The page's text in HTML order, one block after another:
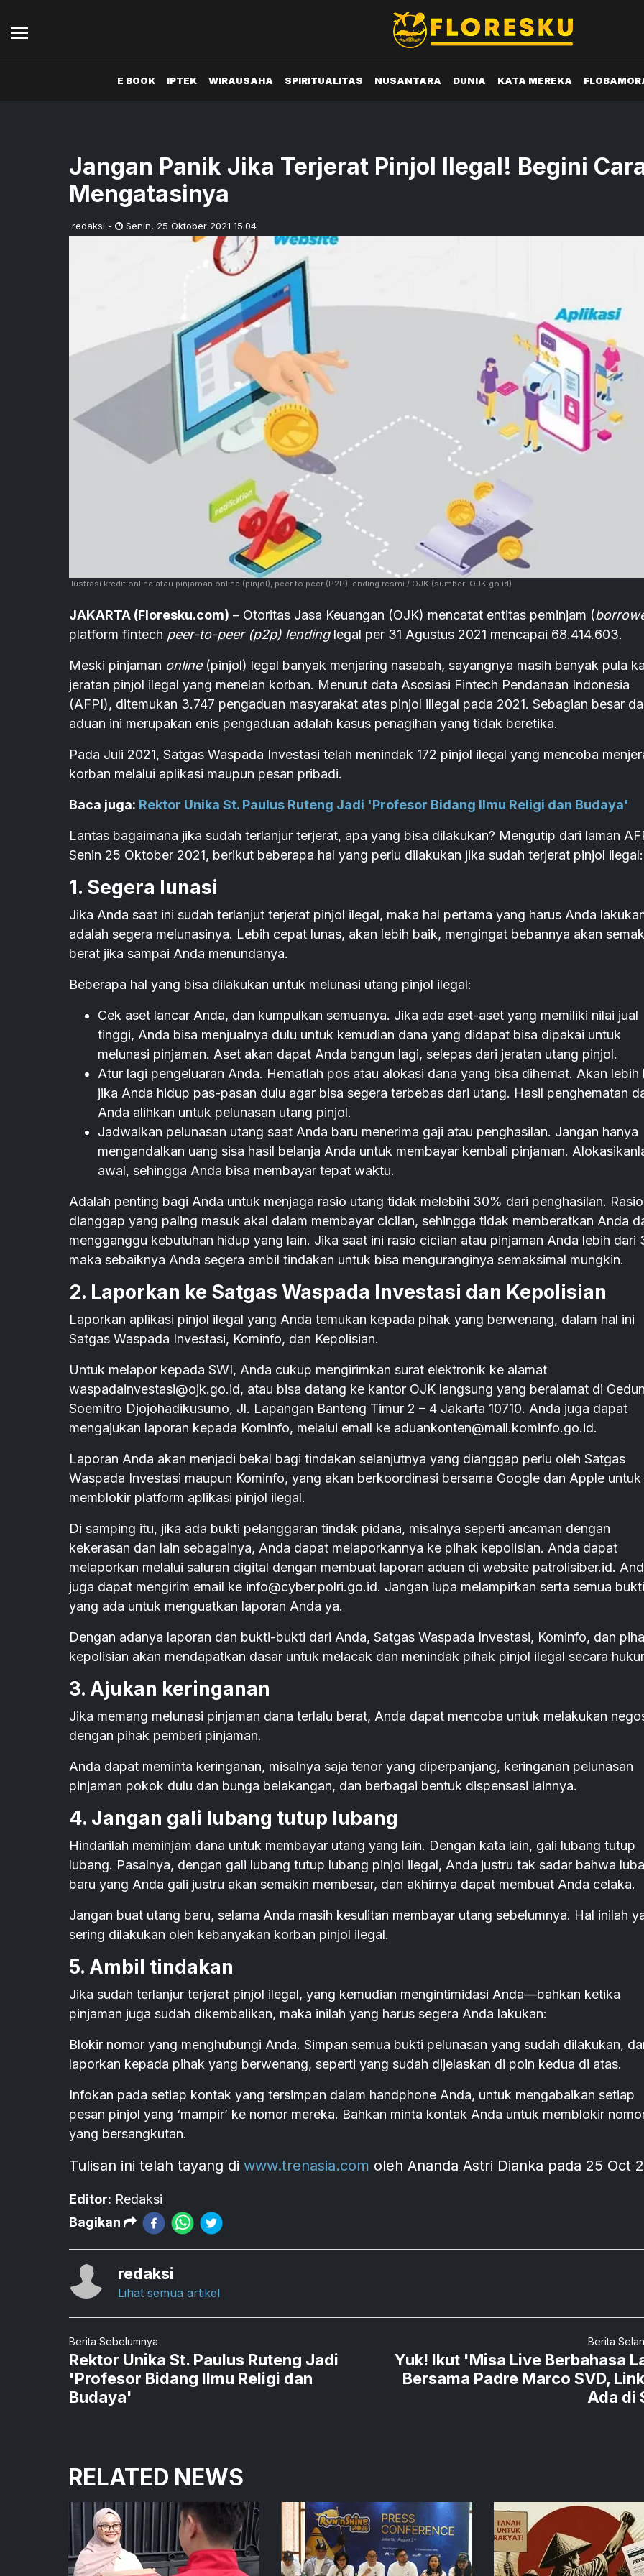
E BOOK IPTEK WIRAUSAHA SPIRITUALITAS NUSANTARA DUNIA KATA MEREKA
Jangan Panik Jika Terjerat Pinjol Ilegal! Begini
Mengatasinya
redaksi - Senin, 25 Oktober 2021 15:04
Ilustrasi kredit online atau pinjaman online (pinjol), peer to peer (P2P) lending resmi / OJK (sumber: OJK.go.id)
JAKARTA (Floresku.com) – ​Otoritas Jasa Keuangan (OJK) mencatat entitas peminjam (
platform fintech peer-to-peer (p2p) lending legal per 31 Agustus 2021 mencapai 68.414.603.
Meski pinjaman online (pinjol) legal banyak menjaring nasabah, sayangnya masih banyak pula
jeratan pinjol ilegal yang menelan korban. Menurut data Asosiasi Fintech Pendanaan Indonesia
(AFPI), ditemukan 3.747 pengaduan masyarakat atas pinjol illegal pada 2021. Sebagian besar
aduan ini merupakan enis pengaduan adalah kasus penagihan yang tidak beretika.
Pada Juli 2021, Satgas Waspada Investasi telah menindak 172 pinjol ilegal yang mencoba
korban melalui aplikasi maupun pesan pribadi.
Baca juga: Rektor Unika St. Paulus Ruteng Jadi 'Profesor Bidang Ilmu Religi dan Budaya'
Lantas bagaimana jika sudah terlanjur terjerat, apa yang bisa dilakukan? Mengutip dari laman
Senin 25 Oktober 2021, berikut beberapa hal yang perlu dilakukan jika sudah terjerat pinjol ilegal:
1. Segera lunasi
Jika Anda saat ini sudah terlanjut terjerat pinjol ilegal, maka hal pertama yang harus Anda
adalah segera melunasinya. Lebih cepat lunas, akan lebih baik, mengingat bebannya akan
berat jika sampai Anda menundanya.
Beberapa hal yang bisa dilakukan untuk melunasi utang pinjol ilegal:
Cek aset lancar Anda, dan kumpulkan semuanya. Jika ada aset-aset yang memiliki nilai jual
tinggi, Anda bisa menjualnya dulu untuk kemudian dana yang didapat bisa dipakai untuk
melunasi pinjaman. Aset akan dapat Anda bangun lagi, selepas dari jeratan utang pinjol.
Atur lagi pengeluaran Anda. Hematlah pos atau alokasi dana yang bisa dihemat. Akan lebih
jika Anda hidup pas-pasan dulu agar bisa segera terbebas dari utang. Hasil penghematan
Anda alihkan untuk pelunasan utang pinjol.
Jadwalkan pelunasan utang saat Anda baru menerima gaji atau penghasilan. Jangan hanya
mengandalkan uang sisa hasil belanja Anda untuk membayar kembali pinjaman.
awal, sehingga Anda bisa membayar tepat waktu.
Adalah penting bagi Anda untuk menjaga rasio utang tidak melebihi 30% dari penghasilan.
dianggap yang paling masuk akal dalam membayar cicilan, sehingga tidak memberatkan Anda
mengganggu kebutuhan hidup yang lain. Jika saat ini rasio cicilan atau pinjaman Anda lebih dari
maka sebaiknya Anda segera ambil tindakan untuk bisa menguranginya semaksimal mungkin.
2. Laporkan ke Satgas Waspada Investasi dan Kepolisian
Laporkan aplikasi pinjol ilegal yang Anda temukan kepada pihak yang berwenang, dalam hal ini
Satgas Waspada Investasi, Kominfo, dan Kepolisian.
Untuk melapor kepada SWI, Anda cukup mengirimkan surat elektronik ke alamat
waspadainvestasi@ojk.go.id, atau bisa datang ke kantor OJK langsung yang beralamat di
Soemitro Djojohadikusumo, Jl. Lapangan Banteng Timur 2 – 4 Jakarta 10710. Anda juga dapat
mengajukan laporan kepada Kominfo, melalui email ke aduankonten@mail.kominfo.go.id.
Laporan Anda akan menjadi bekal bagi tindakan selanjutnya yang dianggap perlu oleh Satgas
Waspada Investasi maupun Kominfo, yang akan berkoordinasi bersama Google dan Apple untuk
memblokir platform aplikasi pinjol ilegal.
Di samping itu, jika ada bukti pelanggaran tindak pidana, misalnya seperti ancaman dengan
kekerasan dan lain sebagainya, Anda dapat melaporkannya ke pihak kepolisian. Anda dapat
melaporkan melalui saluran digital dengan membuat laporan aduan di website patrolisiber.id.
juga dapat mengirim email ke info@cyber.polri.go.id. Jangan lupa melampirkan serta semua bukti
yang ada untuk menguatkan laporan Anda ya.
Dengan adanya laporan dan bukti-bukti dari Anda, Satgas Waspada Investasi, Kominfo, dan
kepolisian akan mendapatkan dasar untuk melacak dan menindak pihak pinjol ilegal secara
3. Ajukan keringanan
Jika memang melunasi pinjaman dana terlalu berat, Anda dapat mencoba untuk melakukan
dengan pihak pemberi pinjaman.
Anda dapat meminta keringanan, misalnya saja tenor yang diperpanjang, keringanan pelunasan
pinjaman pokok dulu dan bunga belakangan, dan berbagai bentuk dispensasi lainnya.
4. Jangan gali lubang tutup lubang
Hindarilah meminjam dana untuk membayar utang yang lain. Dengan kata lain, gali lubang tutup
lubang. Pasalnya, dengan gali lubang tutup lubang pinjol ilegal, Anda justru tak sadar bahwa
baru yang Anda gali justru akan semakin membesar, dan akhirnya dapat membuat Anda celaka.
Jangan buat utang baru, selama Anda masih kesulitan membayar utang sebelumnya. Hal inilah
sering dilakukan oleh kebanyakan korban pinjol ilegal.
5. Ambil tindakan
Jika sudah terlanjur terjerat pinjol ilegal, yang kemudian mengintimidasi Anda—bahkan ketika
pinjaman juga sudah dikembalikan, maka inilah yang harus segera Anda lakukan:
Blokir nomor yang menghubungi Anda. Simpan semua bukti pelunasan yang sudah dilakukan,
laporkan kepada pihak yang berwenang, seperti yang sudah dijelaskan di poin kedua di atas.
Infokan pada setiap kontak yang tersimpan dalam handphone Anda, untuk mengabaikan setiap
pesan pinjol yang ‘mampir’ ke nomor mereka. Bahkan minta kontak Anda untuk memblokir
yang bersangkutan.
Tulisan ini telah tayang di www.trenasia.com oleh Ananda Astri Dianka pada 25 Oct
Editor: Redaksi
Bagikan
redaksi
Lihat semua artikel
Berita Sebelumnya
Rektor Unika St. Paulus Ruteng Jadi
'Profesor Bidang Ilmu Religi dan
Budaya'
Berita
Yuk! Ikut 'Misa Live Berbahasa
Bersama Padre Marco SVD,
Ada di
RELATED NEWS